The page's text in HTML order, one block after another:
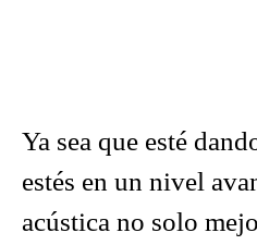
Ya sea que esté
estés en un nivel
acústica no solo